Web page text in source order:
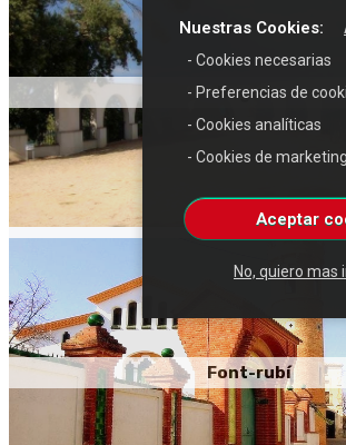
Begues
Font-rubí
Aceptar
No, quiero mas
- Cookies necesarias
Nuestras Cookies:
- Preferencias de
- Cookies analíticas
- Cookies de marketing